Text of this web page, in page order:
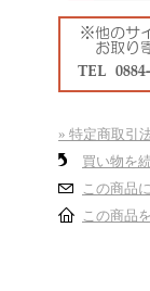
» 特定商取引
買い物を
この商品
この商品